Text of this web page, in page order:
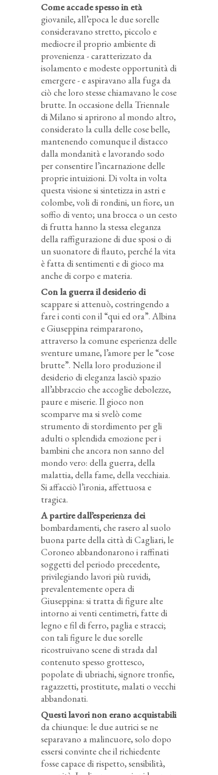
Come accade spesso in età
giovanile, all’epoca le due sorelle
consideravano stretto, piccolo e
mediocre il proprio ambiente di
provenienza - caratterizzato da
isolamento e modeste opportunità di
emergere - e aspiravano alla fuga da
ciò che loro stesse chiamavano le cose
brutte. In occasione della Triennale
di Milano si aprirono al mondo altro,
considerato la culla delle cose belle,
mantenendo comunque il distacco
dalla mondanità e lavorando sodo
per consentire l’incarnazione delle
proprie intuizioni. Di volta in volta
questa visione si sintetizza in astri e
colombe, voli di rondini, un fiore, un
soffio di vento; una brocca o un cesto
di frutta hanno la stessa eleganza
della raffigurazione di due sposi o di
un suonatore di flauto, perché la vita
è fatta di sentimenti e di gioco ma
anche di corpo e materia.
Con la guerra il desiderio di
scappare si attenuò, costringendo a
fare i conti con il “qui ed ora”. Albina
e Giuseppina reimpararono,
attraverso la comune esperienza delle
sventure umane, l’amore per le “cose
brutte”. Nella loro produzione il
desiderio di eleganza lasciò spazio
all’abbraccio che accoglie debolezze,
paure e miserie. Il gioco non
scomparve ma si svelò come
strumento di stordimento per gli
adulti o splendida emozione per i
bambini che ancora non sanno del
mondo vero: della guerra, della
malattia, della fame, della vecchiaia.
Si affacciò l’ironia, affettuosa e
tragica.
A partire dall’esperienza dei
bombardamenti, che rasero al suolo
buona parte della città di Cagliari, le
Coroneo abbandonarono i raffinati
soggetti del periodo precedente,
privilegiando lavori più ruvidi,
prevalentemente opera di
Giuseppina: si tratta di figure alte
intorno ai venti centimetri, fatte di
legno e fil di ferro, paglia e stracci;
con tali figure le due sorelle
ricostruivano scene di strada dal
contenuto spesso grottesco,
popolate di ubriachi, signore tronfie,
ragazzetti, prostitute, malati o vecchi
abbandonati.
Questi lavori non erano acquistabili
da chiunque: le due autrici se ne
separavano a malincuore, solo dopo
essersi convinte che il richiedente
fosse capace di rispetto, sensibilità,